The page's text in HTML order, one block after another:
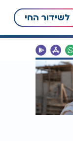
לשידור החי